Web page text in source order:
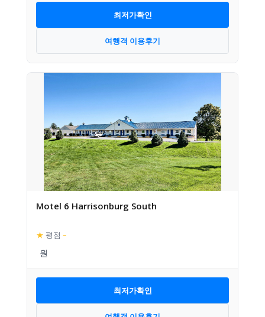
최저가확인
여행객 이용후기
Motel 6 Harrisonburg South
★ 평점 –
최저가확인